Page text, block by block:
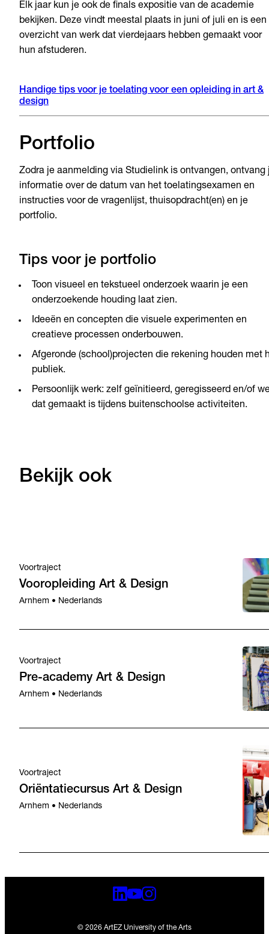
Elk jaar kun je ook de finals expositie van de academie
bekijken. Deze vindt meestal plaats in juni of juli en is een
overzicht van werk dat vierdejaars hebben gemaakt voor
hun afstuderen.
Handige tips voor je toelating voor een opleiding in art &
design
Portfolio
Zodra je aanmelding via Studielink is ontvangen, ontvang
informatie over de datum van het toelatingsexamen en
instructies voor de vragenlijst, thuisopdracht(en) en je
portfolio.
Tips voor je portfolio
Toon visueel en tekstueel onderzoek waarin je een
onderzoekende houding laat zien.
Ideeën en concepten die visuele experimenten en
creatieve processen onderbouwen.
Afgeronde (school)projecten die rekening houden met
publiek.
Persoonlijk werk: zelf geïnitieerd, geregisseerd en/of
dat gemaakt is tijdens buitenschoolse activiteiten.
Bekijk ook
Voortraject
Vooropleiding Art & Design
Arnhem • Nederlands
Voortraject
Pre-academy Art & Design
Arnhem • Nederlands
Voortraject
Oriëntatiecursus Art & Design
Arnhem • Nederlands
© 2026 ArtEZ University of the Arts